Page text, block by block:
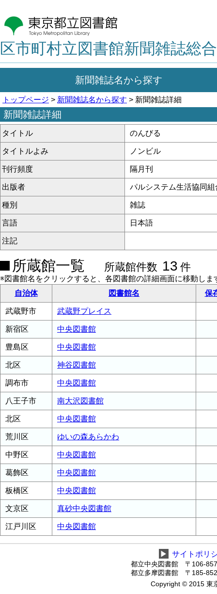
区市町村立図書館新聞雑誌総
新聞雑誌名から探す
トップページ > 新聞雑誌名から探す > 新聞雑誌詳細
新聞雑誌詳細
タイトル のんびる
タイトルよみ ノンビル
刊行頻度 隔月刊
出版者 パルシステム生活協同組
種別 雑誌
言語 日本語
注記
所蔵館一覧 所蔵館件数 13 件
※図書館名をクリックすると、各図書館の詳細画面に移動しま
自治体
図書館名 保
武蔵野市 武蔵野プレイス
新宿区 中央図書館
豊島区 中央図書館
北区 神谷図書館
調布市 中央図書館
八王子市 南大沢図書館
北区 中央図書館
荒川区 ゆいの森あらかわ
中野区 中央図書館
葛飾区 中央図書館
板橋区 中央図書館
文京区 真砂中央図書館
江戸川区 中央図書館
▶ サイトポリ
都立中央図書館 〒106-
都立多摩図書館 〒185-
Copyright © 2015 東